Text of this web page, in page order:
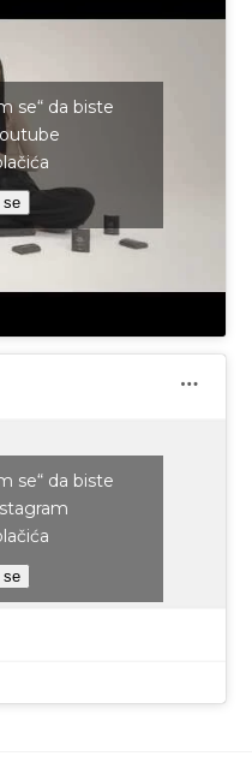
se“ da biste
se
se“ da biste
se